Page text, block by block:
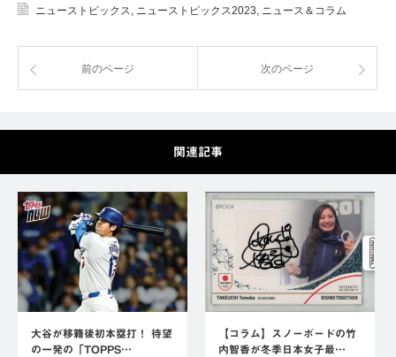
ニューストピックス, ニューストピックス2023, ニュース＆コラム
前のページ 次のページ
関連記事
大谷が移籍後初本塁打！ 待望
の一発の「TOPPS…
【コラム】スノーボードの竹
内智香が冬季日本女子最…